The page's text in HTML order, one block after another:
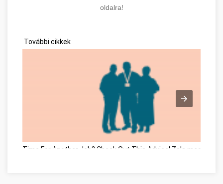
oldalra!
További cikkek
Time For Another Job? Check Out This Advice! Zala megye